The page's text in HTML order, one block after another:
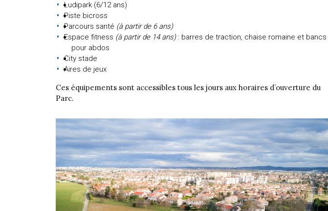
Ludipark (6/12 ans)
Piste bicross
Parcours santé (à partir de 6 ans)
Espace fitness (à partir de 14 ans): barres de traction, chaise romaine et bancs
pour abdos
City stade
Aires de jeux
Ces équipements sont accessibles tous les jours aux horaires d’ouverture du
Parc.